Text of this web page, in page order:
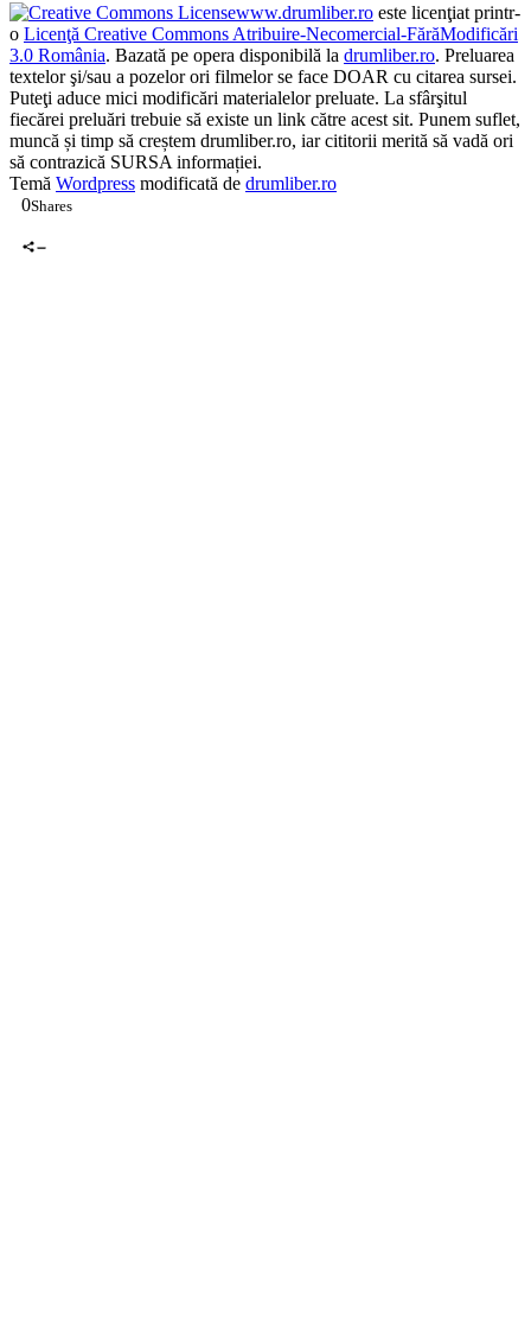
www.drumliber.ro este licenţiat printr-
o Licenţă Creative Commons Atribuire-Necomercial-FărăModificări
3.0 România. Bazată pe opera disponibilă la drumliber.ro. Preluarea
textelor şi/sau a pozelor ori filmelor se face DOAR cu citarea sursei.
Puteţi aduce mici modificări materialelor preluate. La sfârşitul
fiecărei preluări trebuie să existe un link către acest sit. Punem suflet,
muncă și timp să creștem drumliber.ro, iar cititorii merită să vadă ori
să contrazică SURSA informației.
Temă Wordpress modificată de drumliber.ro
0Shares